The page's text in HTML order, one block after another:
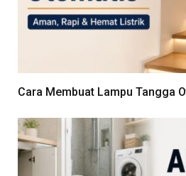
Cara Membuat Lampu Tangga